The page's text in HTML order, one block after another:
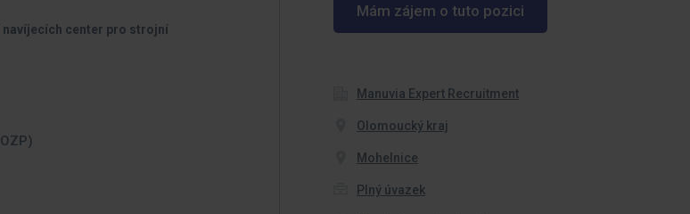
Mám zájem o tuto pozici
Manuvia Expert Recruitment
Olomoucký kraj
Mohelnice
Plný úvazek
navíjecích center pro strojní